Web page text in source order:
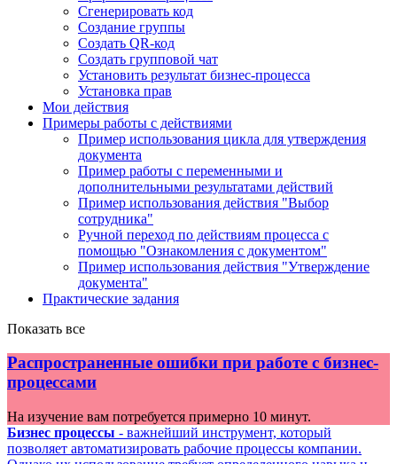
Сгенерировать код
Создание группы
Создать QR-код
Создать групповой чат
Установить результат бизнес-процесса
Установка прав
Мои действия
Примеры работы с действиями
Пример использования цикла для утверждения
документа
Пример работы с переменными и
дополнительными результатами действий
Пример использования действия "Выбор
сотрудника"
Ручной переход по действиям процесса с
помощью "Ознакомления с документом"
Пример использования действия "Утверждение
документа"
Практические задания
Показать все
Распространенные ошибки при работе с бизнес-
процессами
На изучение вам потребуется примерно 10 минут.
Бизнес процессы - важнейший инструмент, который
позволяет автоматизировать рабочие процессы компании.